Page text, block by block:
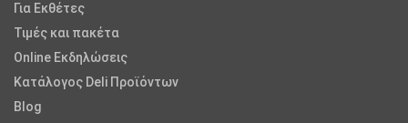
Για Εκθέτες
Τιμές και πακέτα
Online Εκδηλώσεις
Κατάλογος Deli Προϊόντων
Blog